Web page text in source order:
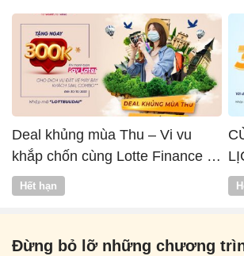
Deal khủng mùa Thu – Vi vu
khắp chốn cùng Lotte Finance x
Vntrip
Hết hạn
Đừng bỏ lỡ những chương